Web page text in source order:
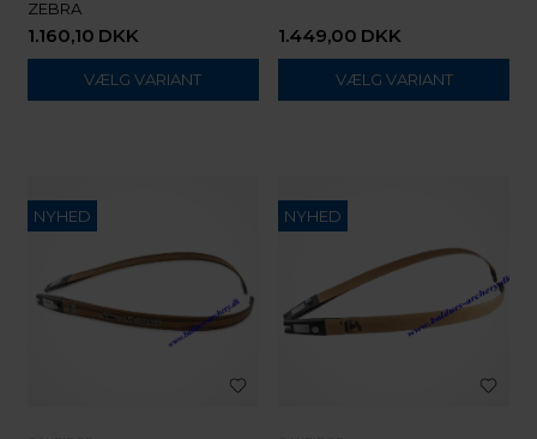
ZEBRA
1.160,10 DKK
VÆLG VARIANT
1.449,00 DKK
VÆLG VARIANT
NYHED NYHED